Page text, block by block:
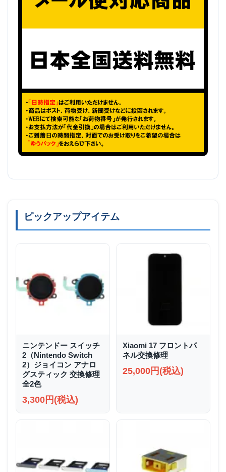
ピックアップアイテム
ニンテンドー スイッチ
2（Nintendo Switch
2）ジョイコン アナロ
グスティック 交換修理
全2色
3,300円(税込)
Xiaomi 17 フロントパ
ネル交換修理
25,000円(税込)